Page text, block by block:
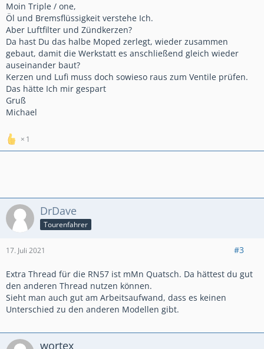
Moin Triple / one,
Öl und Bremsflüssigkeit verstehe Ich.
Aber Luftfilter und Zündkerzen?
Da hast Du das halbe Moped zerlegt, wieder zusammen
gebaut, damit die Werkstatt es anschließend gleich wieder
auseinander baut?
Kerzen und Lufi muss doch sowieso raus zum Ventile prüfen.
Das hätte Ich mir gespart
Gruß
Michael
1
DrDave
Tourenfahrer
17. Juli 2021 #3
Extra Thread für die RN57 ist mMn Quatsch. Da hättest du gut
den anderen Thread nutzen können.
Sieht man auch gut am Arbeitsaufwand, dass es keinen
Unterschied zu den anderen Modellen gibt.
wortex